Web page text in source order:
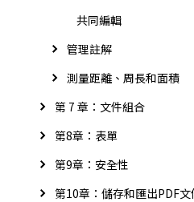
共同編輯
管理註解
測量距離、周長和面積
第 7 章：文件組合
第8章：表單
第9章：安全性
第10章：儲存和匯出PDF文